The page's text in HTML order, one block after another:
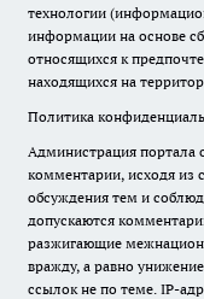
технологии
информации на основе
относящихся к
находящихся на
Политика
Администрация портала
комментарии, исходя из
обсуждения тем и
допускаются
разжигающие
вражду, а равно
ссылок не по теме. IP-